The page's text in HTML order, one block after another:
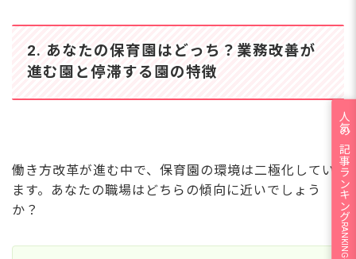
2. あなたの保育園 はどっち？ 業務改善が
進む園と停滞する園の特徴
働き方改革が進む中で、保育園の環境は二極化してい
ます。あなたの職場はどちらの傾向に近いでしょう
か？
人気の記事ランキング
RANKING